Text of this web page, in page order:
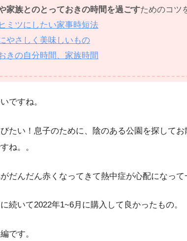
家族とのとっておきの時間を過ごすためのコツ
ミツにしたい家事時短法
やさしく美味しいもの
きの自分時間、家族時間
ですね。
たい！息子のために、陰のある公園を探してお
ね。。
だんだん赤くなってきて熱中症が心配になって
続いて2022年1~6月に購入して良かったもの。
です。